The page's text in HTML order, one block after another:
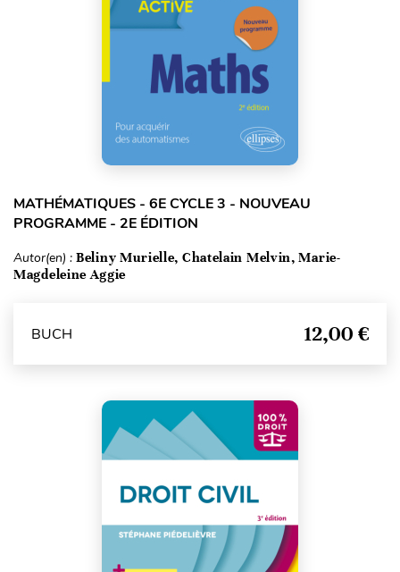
MATHÉMATIQUES - 6E CYCLE 3 - NOUVEAU
PROGRAMME - 2E ÉDITION
Autor(en) : Beliny Murielle, Chatelain Melvin, Marie-
Magdeleine Aggie
BUCH 12,00 €